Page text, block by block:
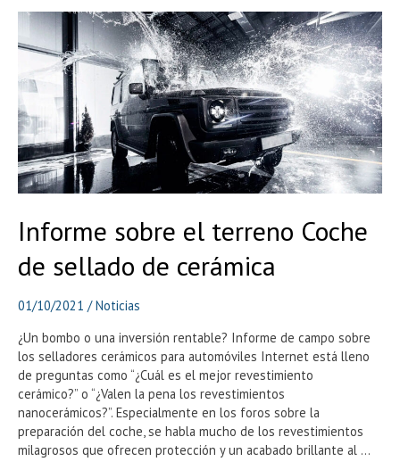
al
aire
Informe sobre el terreno Coche
de sellado de cerámica
01/10/2021 /Noticias
¿Un bombo o una inversión rentable? Informe de campo sobre
los selladores cerámicos para automóviles Internet está lleno
de preguntas como “¿Cuál es el mejor revestimiento
cerámico?” o “¿Valen la pena los revestimientos
nanocerámicos?”. Especialmente en los foros sobre la
preparación del coche, se habla mucho de los revestimientos
milagrosos que ofrecen protección y un acabado brillante al …